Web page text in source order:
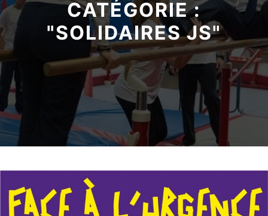
CATÉGORIE :
"SOLIDAIRES JS"